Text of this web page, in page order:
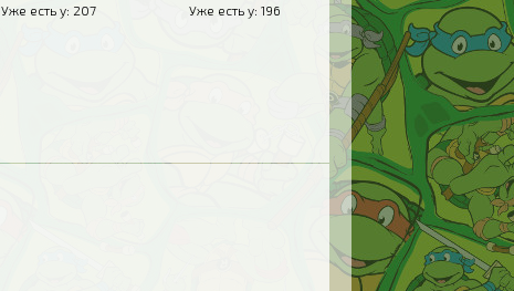
Уже есть у: 207 Уже есть у: 196